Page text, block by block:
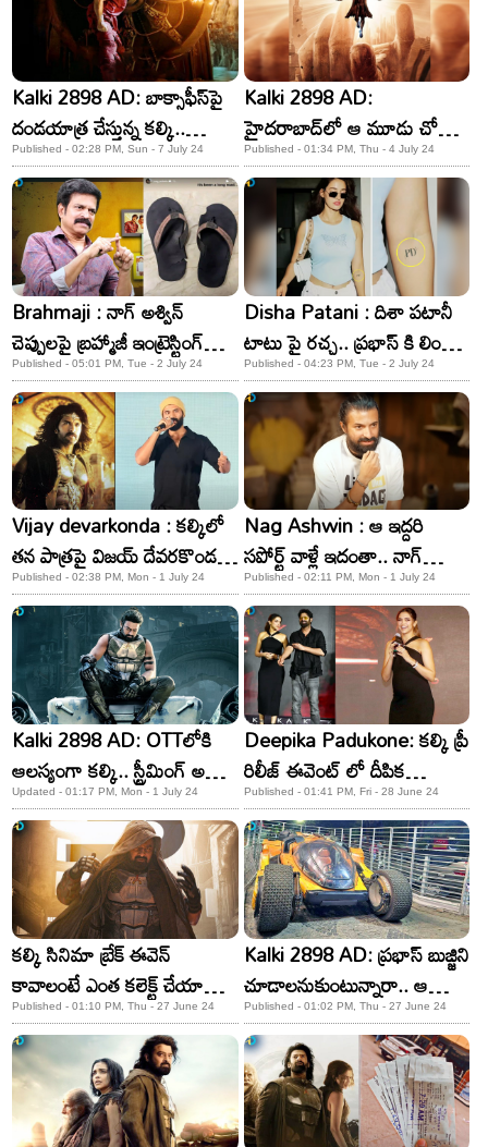
Kalki 2898 AD: బాక్సాఫీస్‌పై
దండయాత్ర చేస్తున్న కల్కి..
రూ.1000 కోట్ల క్లబ్‌ వైపు
పరుగులు
Published - 02:28 PM, Sun - 7 July 24
Kalki 2898 AD:
హైదరాబాద్‌లో ఆ మూడు చోట్ల
ప్రభాస్’ కల్కి’ సరికొత్త రికార్డ్
Published - 01:34 PM, Thu - 4 July 24
Brahmaji : నాగ్ అశ్విన్
చెప్పులపై బ్రహ్మాజీ ఇంట్రెస్టింగ్
కామెంట్స్
Published - 05:01 PM, Tue - 2 July 24
Disha Patani : దిశా పటానీ
టాటు పై రచ్చ.. ప్రభాస్ కి లింక్
చేస్తూ న్యూస్ వైరల్!
Published - 04:23 PM, Tue - 2 July 24
Vijay devarkonda : కల్కిలో
తన పాత్రపై విజయ్ దేవరకొండ
ఎమోషనల్ పోస్ట్!
Published - 02:38 PM, Mon - 1 July 24
Nag Ashwin : ఆ ఇద్దరి
సపోర్ట్ వాళ్లే ఇదంతా.. నాగ్
ఆశ్విన్ ఎమోషనల్ పోస్ట్
Published - 02:11 PM, Mon - 1 July 24
Kalki 2898 AD: OTTలోకి
ఆలస్యంగా కల్కి.. స్ట్రీమింగ్ అప్పటి
నుంచే
Updated - 01:17 PM, Mon - 1 July 24
Deepika Padukone: కల్కి ప్రీ
రిలీజ్ ఈవెంట్ లో దీపిక
కాస్ట్యూమ్స్ ధర తెలిస్తే షాక్..!
Published - 01:41 PM, Fri - 28 June 24
కల్కి సినిమా బ్రేక్ ఈవెన్
కావాలంటే ఎంత కలెక్ట్ చేయాలో
తెలుసా?
Published - 01:10 PM, Thu - 27 June 24
Kalki 2898 AD: ప్రభాస్ బుజ్జిని
చూడాలనుకుంటున్నారా.. ఆ
థియేటర్ కు వెళ్లండి
Published - 01:02 PM, Thu - 27 June 24